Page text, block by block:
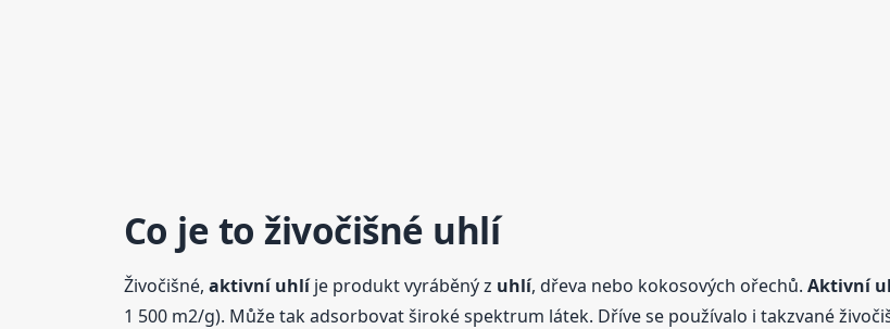
Co je to živočišné uhlí
Živočišné, aktivní uhlíje produkt vyráběný z uhlí, dřeva nebo kokosových ořechů. Aktivní
1 500 m2/g). Může tak adsorbovat široké spektrum látek. Dříve se používalo i takzvané